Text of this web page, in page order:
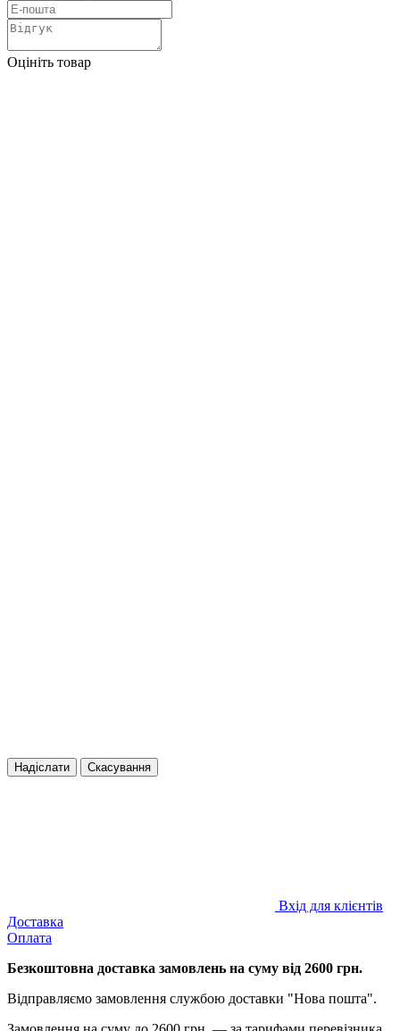
Оцініть товар
Надіслати Скасування
Вхід для клієнтів
Доставка
Оплата
Безкоштовна доставка замовлень на суму від 2600 грн.
Відправляємо замовлення службою доставки "Нова пошта".